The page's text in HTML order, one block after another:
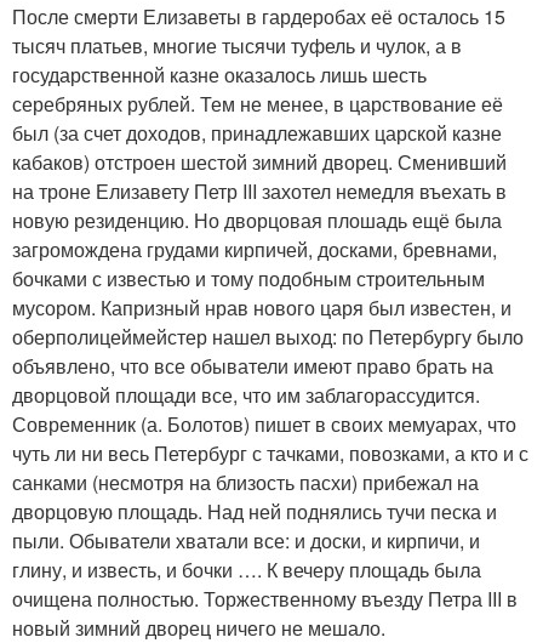
После смерти Елизаветы в гардеробах её осталось 15
тысяч платьев, многие тысячи туфель и чулок, а в
государственной казне оказалось лишь шесть
серебряных рублей. Тем не менее, в царствование её
был (за счет доходов, принадлежавших царской казне
кабаков) отстроен шестой зимний дворец. Сменивший
на троне Елизавету Петр III захотел немедля въехать в
новую резиденцию. Но дворцовая плошадь ещё была
загромождена грудами кирпичей, досками, бревнами,
бочками с известью и тому подобным строительным
мусором. Капризный нрав нового царя был известен, и
оберполицеймейстер нашел выход: по Петербургу было
объявлено, что все обыватели имеют право брать на
дворцовой площади все, что им заблагорассудится.
Современник (а. Болотов) пишет в своих мемуарах, что
чуть ли ни весь Петербург с тачками, повозками, а кто и с
санками (несмотря на близость пасхи) прибежал на
дворцовую площадь. Над ней поднялись тучи песка и
пыли. Обыватели хватали все: и доски, и кирпичи, и
глину, и известь, и бочки …. К вечеру площадь была
очищена полностью. Торжественному въезду Петра III в
новый зимний дворец ничего не мешало.